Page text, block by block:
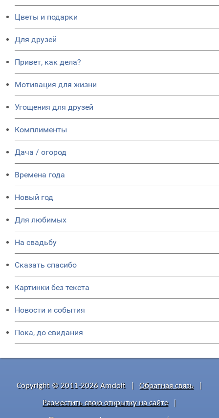
Цветы и подарки
Для друзей
Привет, как дела?
Мотивация для жизни
Угощения для друзей
Комплименты
Дача / огород
Времена года
Новый год
Для любимых
На свадьбу
Сказать спасибо
Картинки без текста
Новости и события
Пока, до свидания
Copyright © 2011-2026 Amdoit Обратная связь
Разместить свою открытку на сайте